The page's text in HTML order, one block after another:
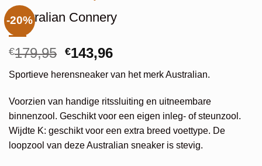
-20%
Australian Connery
€179,95 Oorspronkelijke
was:
€179,95.
€143,96Huidige
is:
€143,96.
Sportieve herensneaker van het merk Australian.
Voorzien van handige ritssluiting en uitneembare
binnenzool. Geschikt voor een eigen inleg- of steunzool.
Wijdte K: geschikt voor een extra breed voettype. De
loopzool van deze Australian sneaker is stevig.